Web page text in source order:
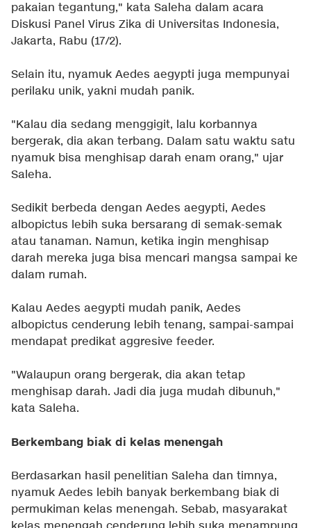
pakaian tegantung," kata Saleha dalam acara
Diskusi Panel Virus Zika di Universitas Indonesia,
Jakarta, Rabu (17/2).
Selain itu, nyamuk Aedes aegypti juga mempunyai
perilaku unik, yakni mudah panik.
"Kalau dia sedang menggigit, lalu korbannya
bergerak, dia akan terbang. Dalam satu waktu satu
nyamuk bisa menghisap darah enam orang," ujar
Saleha.
Sedikit berbeda dengan Aedes aegypti, Aedes
albopictus lebih suka bersarang di semak-semak
atau tanaman. Namun, ketika ingin menghisap
darah mereka juga bisa mencari mangsa sampai ke
dalam rumah.
Kalau Aedes aegypti mudah panik, Aedes
albopictus cenderung lebih tenang, sampai-sampai
mendapat predikat aggresive feeder.
"Walaupun orang bergerak, dia akan tetap
menghisap darah. Jadi dia juga mudah dibunuh,"
kata Saleha.
Berkembang biak di kelas menengah
Berdasarkan hasil penelitian Saleha dan timnya,
nyamuk Aedes lebih banyak berkembang biak di
permukiman kelas menengah. Sebab, masyarakat